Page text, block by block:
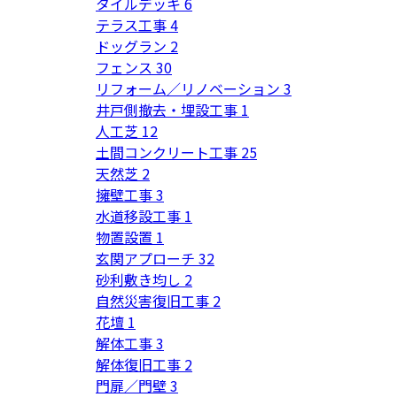
テラス工事4
ドッグラン 2
フェンス 30
リフォーム／リノベーション 3
井戸側撤去・埋設工事 1
人工芝 12
土間コンクリート工事 25
天然芝 2
擁壁工事3
水道移設工事 1
物置設置 1
玄関アプローチ 32
砂利敷き均し 2
自然災害復旧工事 2
花壇 1
解体工事3
解体復旧工事 2
門扉／門壁3